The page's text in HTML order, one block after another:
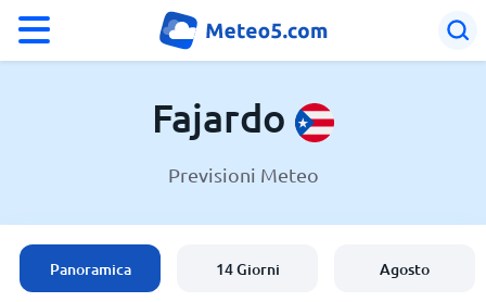
Puerto Rico
Fajardo
Previsioni Meteo
Panoramica 14 Giorni Agosto